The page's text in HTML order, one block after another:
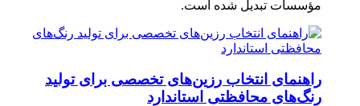
مؤسسات تبدیل شده است.
راهنمای انتخاب رزین‌های تخصصی برای تولید
رنگ‌های محافظتی استاندارد